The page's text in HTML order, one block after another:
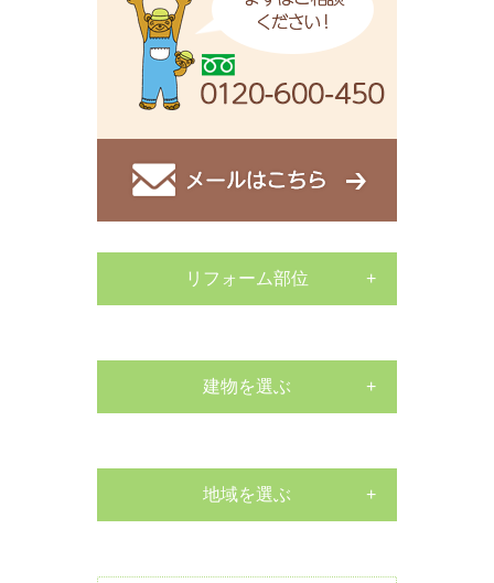
リフォーム部位
水栓交換工事
建物を選ぶ
マンション地域を選ぶ